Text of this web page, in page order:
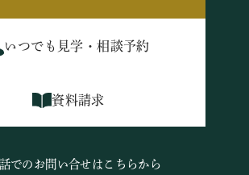
いつでも見学・相談予約
資料請求
でのお問い合せはこちらから